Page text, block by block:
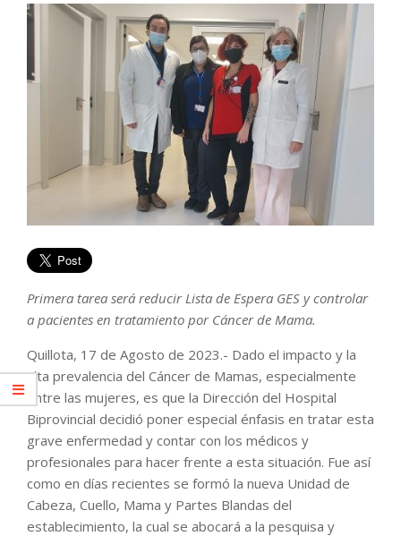
Primera tarea será reducir Lista de Espera GES y controlar
a pacientes en tratamiento por Cáncer de Mama.
Quillota, 17 de Agosto de 2023.- Dado el impacto y la
alta prevalencia del Cáncer de Mamas, especialmente
entre las mujeres, es que la Dirección del Hospital
Biprovincial decidió poner especial énfasis en tratar esta
grave enfermedad y contar con los médicos y
profesionales para hacer frente a esta situación. Fue así
como en días recientes se formó la nueva Unidad de
Cabeza, Cuello, Mama y Partes Blandas del
establecimiento, la cual se abocará a la pesquisa y